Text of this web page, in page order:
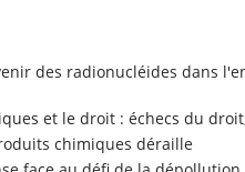
des radionucléides dans
et le droit : échecs du
chimiques déraille